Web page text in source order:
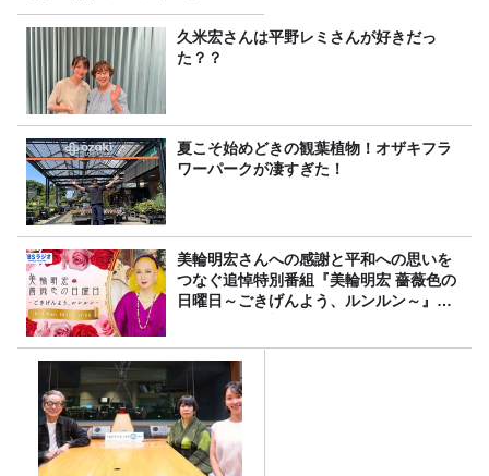
は、タカアンドトシ！
久米宏さんは平野レミさんが好きだっ
た？？
夏こそ始めどきの観葉植物！オザキフラ
ワーパークが凄すぎた！
美輪明宏さんへの感謝と平和への思いを
つなぐ追悼特別番組『美輪明宏 薔薇色の
日曜日～ごきげんよう、ルンルン～』